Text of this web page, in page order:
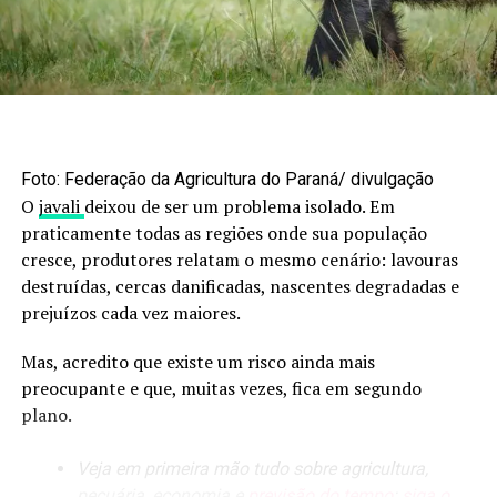
e no trimestre, recuou 1,84% e 2,04%, respectivamente.
RELATED TOPICS:
Fruticultura e olericultura gaúchas crescem 9% mesmo
com redução de produtores
o quarto traseiro mantém preço de R$ 26,50 por quilo.
O postBoi gordo: oferta curta sustenta alta nos preços;
confira os númerosapareceu primeiro emCanal Rural.
Foto: Federação da Agricultura do Paraná/ divulgação
O javali deixou de ser um problema isolado. Em
praticamente todas as regiões onde sua população
cresce, produtores relatam o mesmo cenário: lavouras
destruídas, cercas danificadas, nascentes degradadas e
prejuízos cada vez maiores.
Mas, acredito que existe um risco ainda mais
preocupante e que, muitas vezes, fica em segundo
plano.
Veja em primeira mão tudo sobre agricultura,